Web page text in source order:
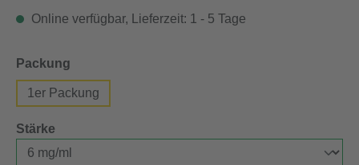
Online verfügbar, Lieferzeit: 1 - 5 Tage
Packung
1er Packung
Stärke